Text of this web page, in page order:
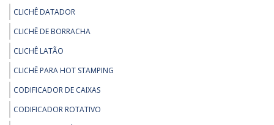
CLICHÊ DATADOR
CLICHÊ DE BORRACHA
CLICHÊ LATÃO
CLICHÊ PARA HOT STAMPING
CODIFICADOR DE CAIXAS
CODIFICADOR ROTATIVO